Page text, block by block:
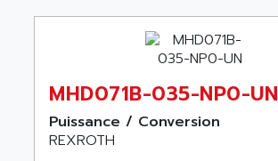
MHD071B-035-NP0-UN
Puissance / Conversion
REXROTH